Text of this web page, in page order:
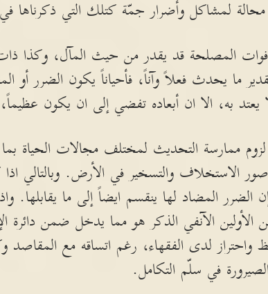
لمشاكل وأضرار جمّة كتلك التي ذكرناها في
فوات المصلحة قد يقدر من حيث المآل،
ما يحدث فعلاً وآناً، فأحياناً يكون الضرر أو
به، الا ان أبعاده تفضي إلى ان يكون
لزوم ممارسة التحديث لمختلف مجالات
الاستخلاف والتسخير في الأرض. وبالتالي
الضرر المضاد لها ينقسم ايضاً إلى ما يقابلها.
الآنفي الذكر هو مما يدخل ضمن دائرة
لدى الفقهاء، رغم اتساقه مع المقاصد
في سلّم التكامل.